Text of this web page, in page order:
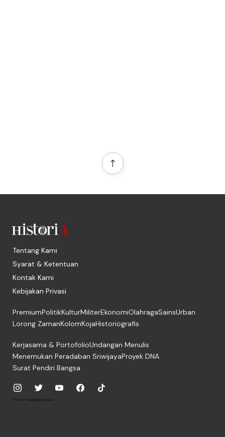
Tentang Kami
Syarat & Ketentuan
Kontak Kami
Kebijakan Privasi
PremiumPolitikKulturMiliterEkonomiOlahragaSainsUrban
Lorong ZamanKolomKojaHistoriografis
Kerjasama & PortofolioUndangan Menulis
Menemukan Peradaban SriwijayaProyek DNA
Surat Pendiri Bangsa
© 2026, PT. Media Digital Historia.